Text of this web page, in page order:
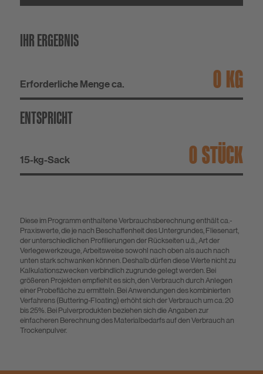
IHR ERGEBNIS
Erforderliche Menge ca. KG
ENTSPRICHT
15-kg-Sack STÜCK
Diese im Programm enthaltene Verbrauchsberechnung enthält ca.-
Praxiswerte, die je nach Beschaffenheit des Untergrundes, Fliesenart,
der unterschiedlichen Profilierungen der Rückseiten u.ä., Art der
Verlegewerkzeuge, Arbeitsweise sowohl nach oben als auch nach
unten stark schwanken können. Deshalb dürfen diese Werte nicht zu
Kalkulationszwecken verbindlich zugrunde gelegt werden. Bei
größeren Projekten empfiehlt es sich, den Verbrauch durch Anlegen
einer Probefläche zu ermitteln. Bei Anwendungen des kombinierten
Verfahrens (Buttering-Floating) erhöht sich der Verbrauch um ca. 20
bis 25%. Bei Pulverprodukten beziehen sich die Angaben zur
einfacheren Berechnung des Materialbedarfs auf den Verbrauch an
Trockenpulver.